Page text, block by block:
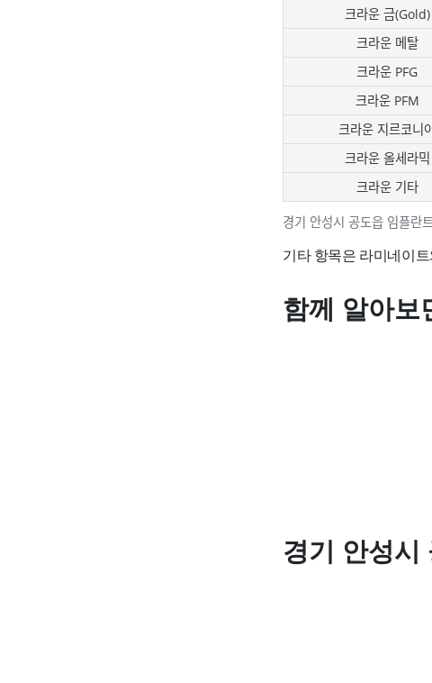
경기 안성시 공도읍 임플란
크라운 금(Gold)
크라운 메탈
크라운 PFG
크라운 PFM
크라운 지르코니
크라운 올세라믹
크라운 기타
기타 항목은 라미네이
함께 알아보
경기 안성시